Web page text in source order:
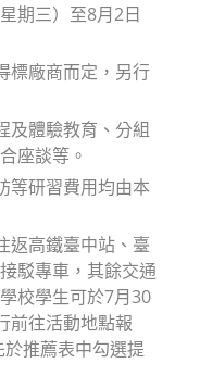
期三）至8月2日
標廠商而定，另行
及體驗教育、分組
座談等。
等研習費用均由本
返高鐵臺中站、臺
駁專車，其餘交通
校學生可於7月30
前往活動地點報
推薦表中勾選提